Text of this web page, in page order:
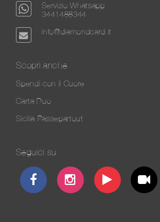
Servizio Whatsapp
3441488344
info@diamondcard.it
Scopri anche
Spendi con il Cuore
Carta Duo
Sicilia Passepartout
Seguici su